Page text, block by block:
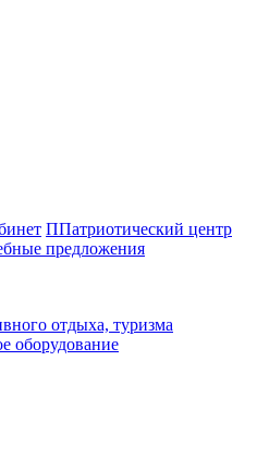
ППатриотический центр
предложения
отдыха, туризма
оборудование